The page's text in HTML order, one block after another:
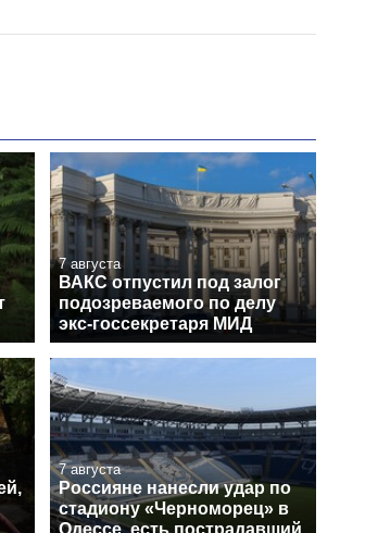
7 августа
ВАКС отпустил под залог
подозреваемого по делу
экс-госсекретаря МИД
7 августа
Россияне нанесли удар по
стадиону «Черноморец» в